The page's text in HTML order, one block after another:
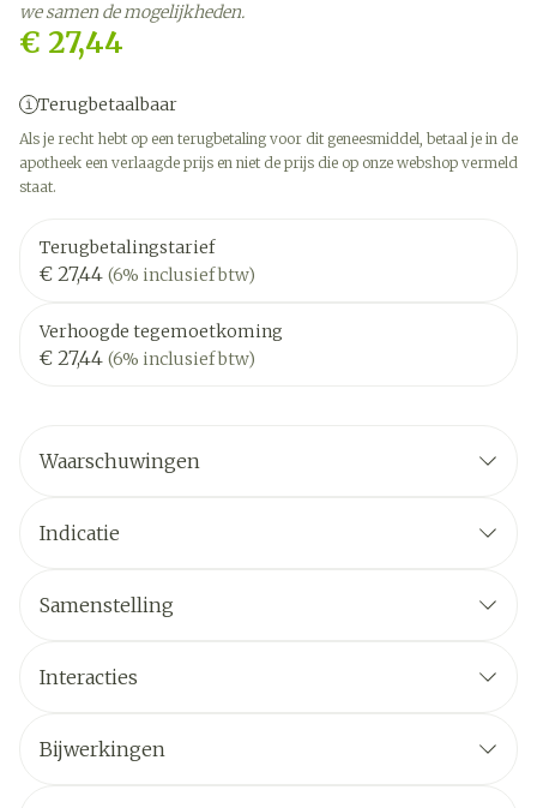
€ 27,44
Terugbetaalbaar
Als je recht hebt op een terugbetaling voor dit geneesmiddel, betaal je in de
apotheek een verlaagde prijs en niet de prijs die op onze webshop vermeld
staat.
Terugbetalingstarief
€ 27,44 (6% inclusief btw)
Verhoogde tegemoetkoming
€ 27,44 (6% inclusief btw)
we samen de mogelijkheden.
Waarschuwingen
Indicatie
Samenstelling
Interacties
Bijwerkingen